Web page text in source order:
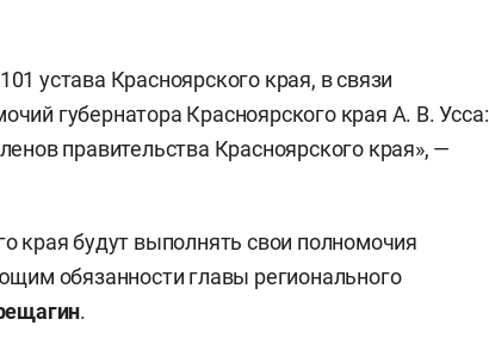
устава Красноярского края, в связи
губернатора Красноярского края А. В. Усса:
правительства Красноярского края», —
края будут выполнять свои полномочия
обязанности главы регионального
.